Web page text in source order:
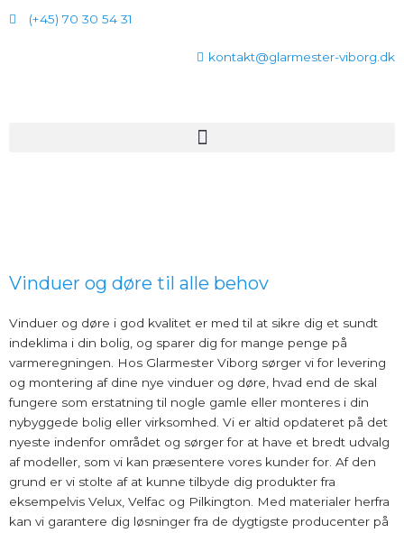
(+45) 70 30 54 31
kontakt@glarmester-viborg.dk
Menu
Vinduer og døre til alle behov
Vinduer og døre i god kvalitet er med til at sikre dig et sundt
indeklima i din bolig, og sparer dig for mange penge på
varmeregningen. Hos Glarmester Viborg sørger vi for levering
og montering af dine nye vinduer og døre, hvad end de skal
fungere som erstatning til nogle gamle eller monteres i din
nybyggede bolig eller virksomhed. Vi er altid opdateret på det
nyeste indenfor området og sørger for at have et bredt udvalg
af modeller, som vi kan præsentere vores kunder for. Af den
grund er vi stolte af at kunne tilbyde dig produkter fra
eksempelvis Velux, Velfac og Pilkington. Med materialer herfra
kan vi garantere dig løsninger fra de dygtigste producenter på